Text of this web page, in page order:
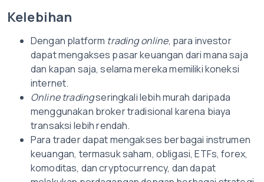
Kelebihan
Dengan platform trading online, para investor
dapat mengakses pasar keuangan dari mana saja
dan kapan saja, selama mereka memiliki koneksi
internet.
Online tradingseringkali lebih murah daripada
menggunakan broker tradisional karena biaya
transaksi lebih rendah.
Para trader dapat mengakses berbagai instrumen
keuangan, termasuk saham, obligasi, ETFs, forex,
komoditas, dan cryptocurrency, dan dapat